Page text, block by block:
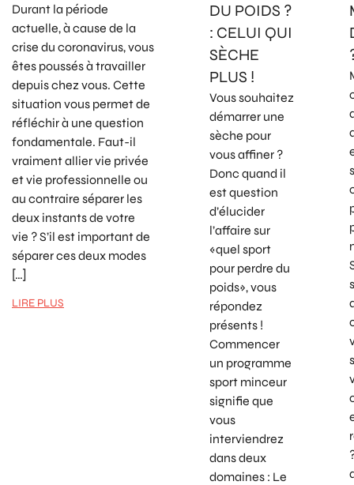
Durant la période
actuelle, à cause de la
crise du coronavirus, vous
êtes poussés à travailler
depuis chez vous. Cette
situation vous permet de
réfléchir à une question
fondamentale. Faut-il
vraiment allier vie privée
et vie professionnelle ou
au contraire séparer les
deux instants de votre
vie ? S’il est important de
séparer ces deux modes
[…]
LIRE PLUS
DU POIDS ?
: CELUI QUI
SÈCHE
PLUS !
Vous souhaitez
démarrer une
sèche pour
vous affiner ?
Donc quand il
est question
d’élucider
l’affaire sur
«quel sport
pour perdre du
poids», vous
répondez
présents !
Commencer
un programme
sport minceur
signifie que
vous
interviendrez
dans deux
domaines : Le